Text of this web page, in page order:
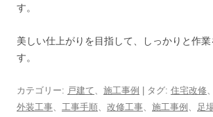
す。
美しい仕上がりを目指して、しっかりと作業
す。
カテゴリー: 戸建て 施工事例 | タグ: 住宅改修
外装工事
工事手順 改修工事 施工事例 足